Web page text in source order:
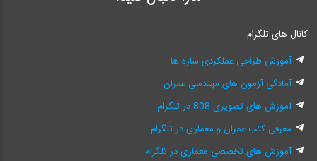
کانال های تلگرام
آموزش طراحی عملکردی سازه ها
آمادگی آزمون های مهندسی عمران
آموزش های تصویری 808 در تلگرام
معرفی کتب عمران و معماری در تلگرام
آموزش های تخصصی معماری در تلگرام